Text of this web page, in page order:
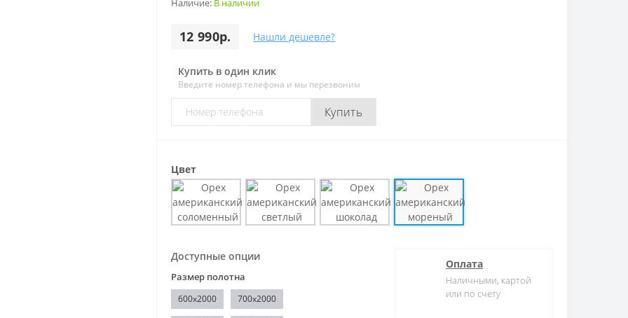
12 990р. Нашли дешевле?
Купить в один клик
Введите номер телефона и мы перезвоним
Купить
Цвет
Доступные опции
Размер полотна
600x2000 700x2000
Оплата
Наличными, картой
или по счету